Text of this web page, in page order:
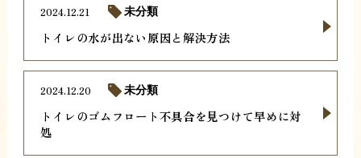
トイレの水が出ない原因と解決方法
2024.12.21 未分類
トイレのゴムフロート不具合を見つけて早めに対
処
2024.12.20 未分類